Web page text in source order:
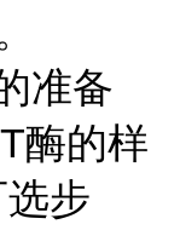
准备
酶的样
步